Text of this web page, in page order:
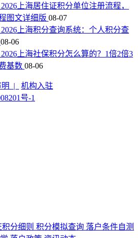
2026上海居住证积分单位注册流程，
图文详细版 08-07
2026上海积分查询系统：个人积分查
08-06
2026上海社保积分怎么算的？1倍2倍3
基数 08-06
明 |
机构入驻
号-1
分细则 积分模拟查询 落户条件自测